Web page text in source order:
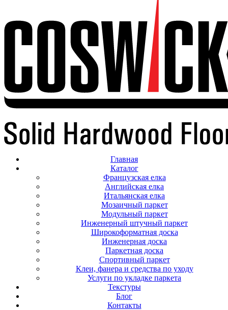
Главная
Каталог
Французская елка
Английская елка
Итальянская елка
Мозаичный паркет
Модульный паркет
Инженерный штучный паркет
Широкоформатная доска
Инженерная доска
Паркетная доска
Спортивный паркет
Клеи, фанера и средства по уходу
Услуги по укладке паркета
Текстуры
Блог
Контакты